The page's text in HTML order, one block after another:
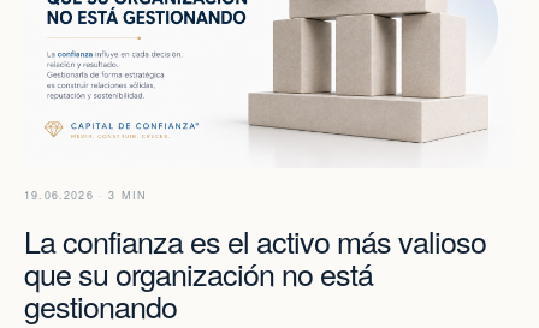
19.06.2026 · 3 MIN
La confianza es el activo más valioso
que su organización no está
gestionando